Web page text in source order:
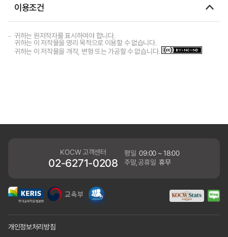
이용조건
귀하는 원저작자를 표시하여야 합니다.
귀하는 이 저작물을 영리 목적으로 이용할 수 없습니다.
귀하는 이 저작물을 개작, 변형 또는 가공할 수 없습니다.
KOCW 고객센터
02-6271-0208
평일 09:00 ~ 18:00
주말,공휴일 휴무
개인정보처리방침